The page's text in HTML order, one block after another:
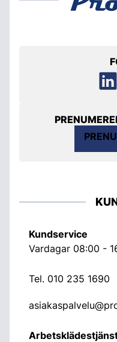
Kundservice
Vardagar 08:00 -
Tel. 010 235 1690